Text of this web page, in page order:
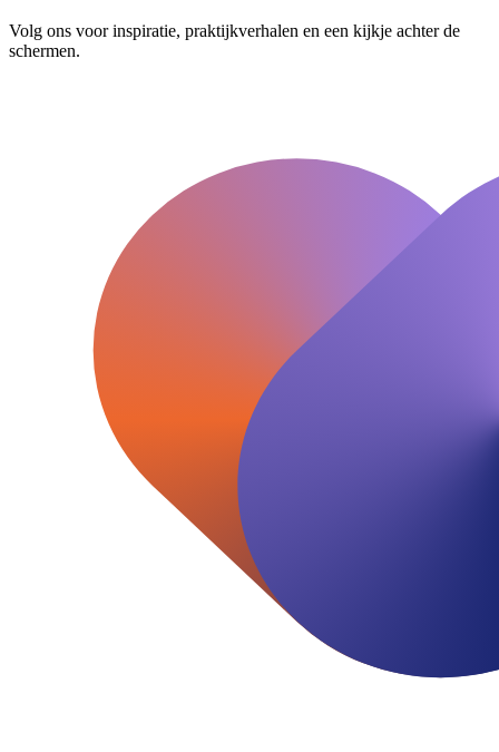
Volg ons voor inspiratie, praktijkverhalen en een kijkje achter de
schermen.